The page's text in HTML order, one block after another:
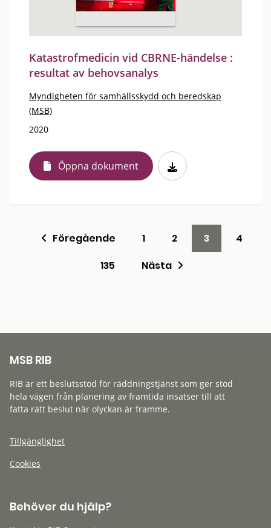
Katastrofmedicin vid CBRNE-händelse :
resultat av behovsanalys
Myndigheten för samhällsskydd och beredskap
(MSB)
2020
Öppna dokument
Föregående 1 2 3
4
135
Nästa
MSB RIB
RIB är ett beslutsstöd för räddningstjänst som ger stöd
hela vägen från planering av framtida insatser till att
fatta rätt beslut när olyckan är framme.
Tillgänglighet
Cookies
Behöver du hjälp?